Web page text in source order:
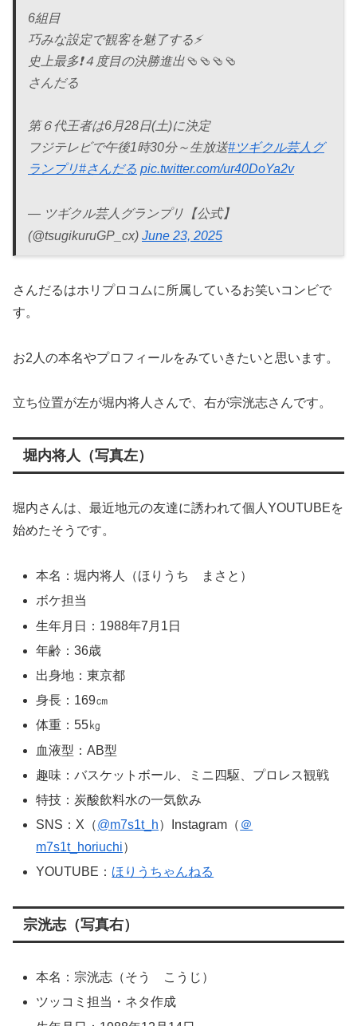
6組目
巧みな設定で観客を魅了する⚡️
史上最多❗️４度目の決勝進出🩴🩴🩴🩴
さんだる
第６代王者は6月28日(土)に決定
フジテレビで午後1時30分～生放送#ツギクル芸人グ
ランプリ#さんだる pic.twitter.com/ur40DoYa2v
— ツギクル芸人グランプリ【公式】
(@tsugikuruGP_cx) June 23, 2025
さんだるはホリプロコムに所属しているお笑いコンビで
す。
お2人の本名やプロフィールをみていきたいと思います。
立ち位置が左が堀内将人さんで、右が宗洸志さんです。
堀内将人（写真左）
堀内さんは、最近地元の友達に誘われて個人YOUTUBEを
始めたそうです。
本名：堀内将人（ほりうち まさと）
ボケ担当
生年月日：1988年7月1日
年齢：36歳
出身地：東京都
身長：169㎝
体重：55㎏
血液型：AB型
趣味：バスケットボール、ミニ四駆、プロレス観戦
特技：炭酸飲料水の一気飲み
SNS：X（@m7s1t_h）Instagram（ ＠
m7s1t_horiuchi）
YOUTUBE： ほりうちゃんねる
宗洸志（写真右）
本名：宗洸志（そう こうじ）
ツッコミ担当・ネタ作成